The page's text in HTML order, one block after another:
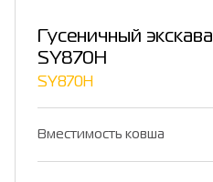
Гусеничный
SY870H
SY870H
Вместимость ковша